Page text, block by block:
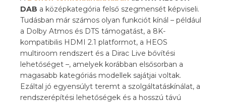
DAB a középkategória felső szegmensét képviseli.
Tudásban már számos olyan funkciót kínál – például
a Dolby Atmos és DTS támogatást, a 8K-
kompatibilis HDMI 2.1 platformot, a HEOS
multiroom rendszert és a Dirac Live bővítési
lehetőséget –, amelyek korábban elsősorban a
magasabb kategóriás modellek sajátjai voltak.
Ezáltal jó egyensúlyt teremt a szolgáltatáskínálat, a
rendszerépítési lehetőségek és a hosszú távú